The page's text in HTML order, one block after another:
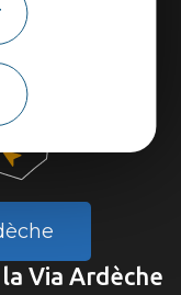
Via Ardèche